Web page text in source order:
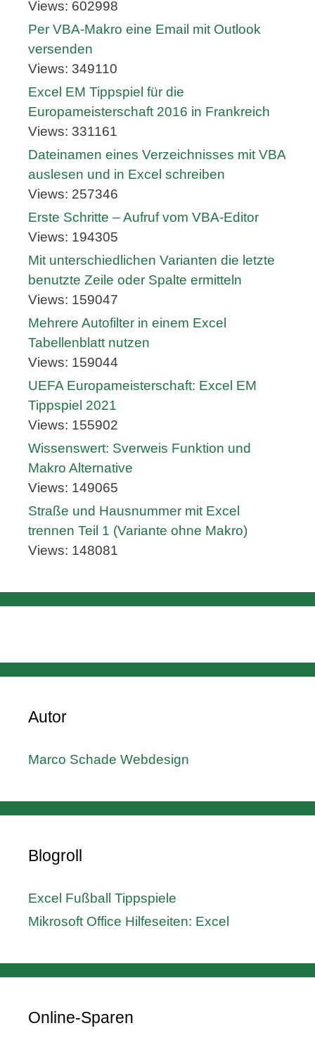
Views: 602998
Per VBA-Makro eine Email mit Outlook
versenden
Views: 349110
Excel EM Tippspiel für die
Europameisterschaft 2016 in Frankreich
Views: 331161
Dateinamen eines Verzeichnisses mit VBA
auslesen und in Excel schreiben
Views: 257346
Erste Schritte – Aufruf vom VBA-Editor
Views: 194305
Mit unterschiedlichen Varianten die letzte
benutzte Zeile oder Spalte ermitteln
Views: 159047
Mehrere Autofilter in einem Excel
Tabellenblatt nutzen
Views: 159044
UEFA Europameisterschaft: Excel EM
Tippspiel 2021
Views: 155902
Wissenswert: Sverweis Funktion und
Makro Alternative
Views: 149065
Straße und Hausnummer mit Excel
trennen Teil 1 (Variante ohne Makro)
Views: 148081
Autor
Marco Schade Webdesign
Blogroll
Excel Fußball Tippspiele
Mikrosoft Office Hilfeseiten: Excel
Online-Sparen